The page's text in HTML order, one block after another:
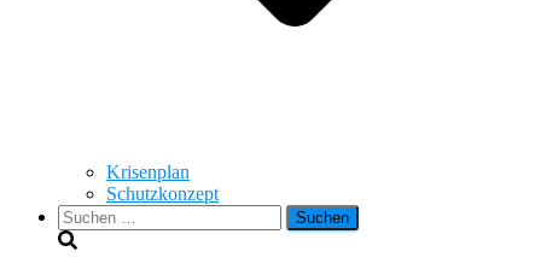
Krisenplan
Schutzkonzept
Suchen
nach: